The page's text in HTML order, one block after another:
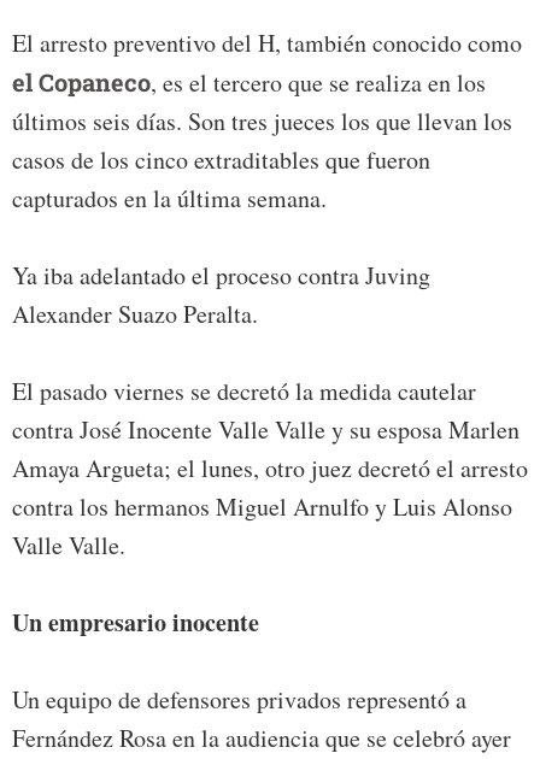
El arresto preventivo del H, también conocido como
el Copaneco, es el tercero que se realiza en los
últimos seis días. Son tres jueces los que llevan los
casos de los cinco extraditables que fueron
capturados en la última semana.
Ya iba adelantado el proceso contra Juving
Alexander Suazo Peralta.
El pasado viernes se decretó la medida cautelar
contra José Inocente Valle Valle y su esposa Marlen
Amaya Argueta; el lunes, otro juez decretó el arresto
contra los hermanos Miguel Arnulfo y Luis Alonso
Valle Valle.
Un empresario inocente
Un equipo de defensores privados representó a
Fernández Rosa en la audiencia que se celebró ayer